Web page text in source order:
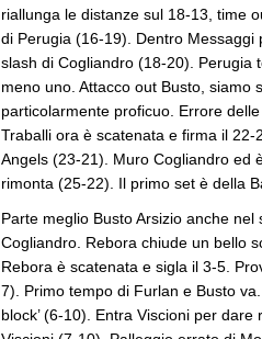
riallunga le distanze sul 18-13, time
di Perugia (16-19). Dentro
slash di Cogliandro (18-20). Perugia
meno uno. Attacco out Busto, siamo
particolarmente proficuo. Errore
Traballi ora è scatenata e firma il 22-
Angels (23-21). Muro Cogliandro ed
rimonta (25-22). Il primo set è della
Parte meglio Busto Arsizio anche
Cogliandro. Rebora chiude un bello
Rebora è scatenata e sigla il 3-5.
7). Primo tempo di Furlan e Busto
block’ (6-10). Entra Viscioni per